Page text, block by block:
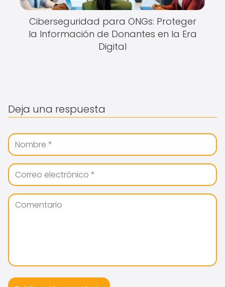
Ciberseguridad para ONGs: Proteger
la Información de Donantes en la Era
Digital
Deja una respuesta